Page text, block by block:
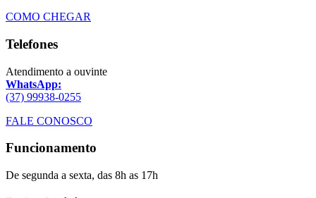
COMO CHEGAR
Telefones
Atendimento a ouvinte
WhatsApp:
(37) 99938-0255
FALE CONOSCO
Funcionamento
De segunda a sexta, das 8h as 17h